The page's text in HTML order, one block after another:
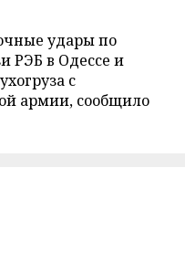
удары по
РЭБ в Одессе и
с
армии, сообщило